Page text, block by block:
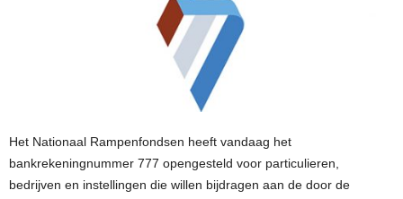
Het Nationaal Rampenfondsen heeft vandaag het
bankrekeningnummer 777 opengesteld voor particulieren,
bedrijven en instellingen die willen bijdragen aan de door de